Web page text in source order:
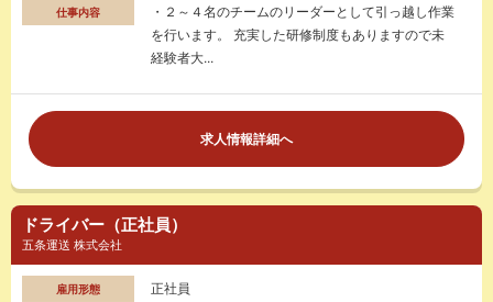
仕事内容
・２～４名のチームのリーダーとして引っ越し作業
を行います。 充実した研修制度もありますので未
経験者大...
求人情報詳細へ
ドライバー（正社員）
五条運送 株式会社
雇用形態 正社員